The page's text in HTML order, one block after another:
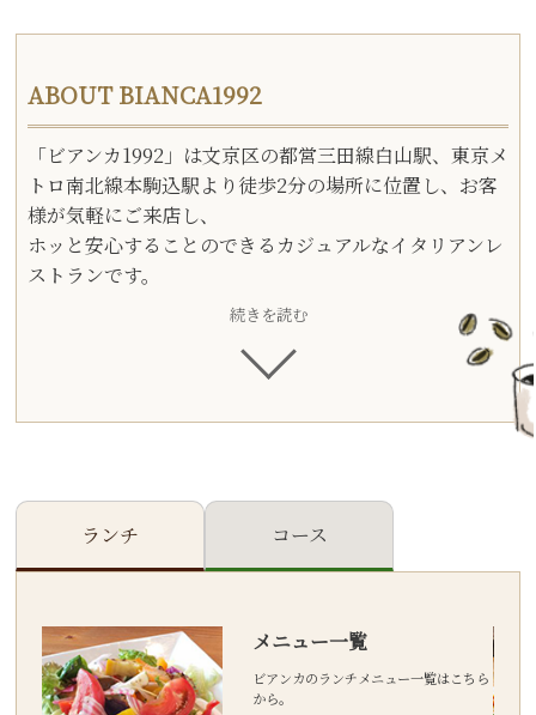
ABOUT BIANCA1992
「ビアンカ1992」は文京区の都営三田線白山駅、東京メ
トロ南北線本駒込駅より徒歩2分の場所に位置し、お客
様が気軽にご来店し、
ホッと安心することのできるカジュアルなイタリアンレ
ストランです。
続きを読む
ランチ コース
メニュー一覧
ビアンカのランチメニュー一覧はこちら
から。